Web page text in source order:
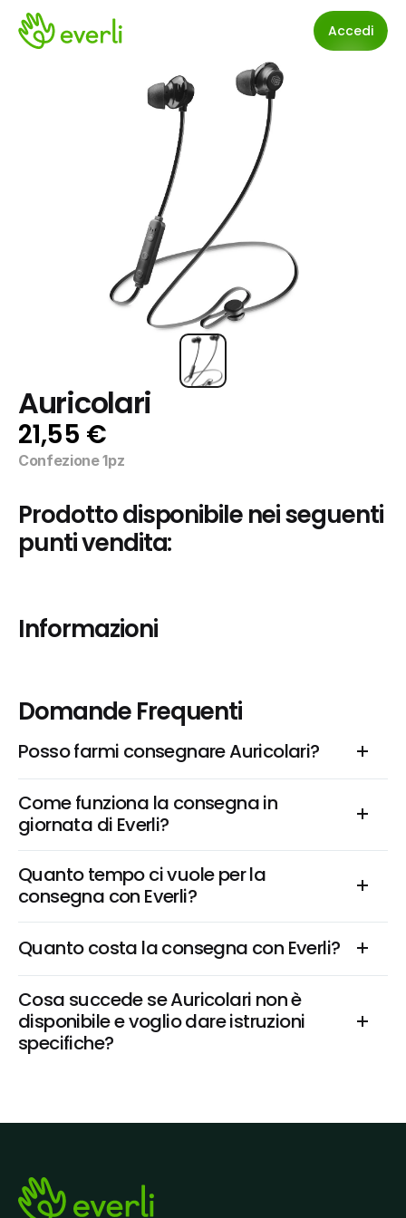
Accedi
Auricolari
21,55 €
Confezione 1pz
Prodotto disponibile nei seguenti
punti vendita:
Informazioni
Domande Frequenti
Posso farmi consegnare Auricolari?
Come funziona la consegna in
giornata di Everli?
Quanto tempo ci vuole per la
consegna con Everli?
Quanto costa la consegna con Everli?
Cosa succede se Auricolari non è
disponibile e voglio dare istruzioni
specifiche?